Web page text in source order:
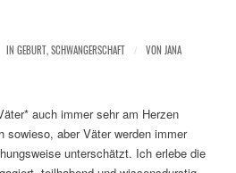
IN GEBURT,SCHWANGERSCHAFT / VON JANA
auch immer sehr am Herzen
sowieso, aber Väter werden immer
unterschätzt. Ich erlebe die